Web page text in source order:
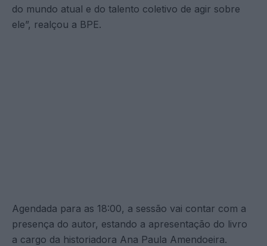
do mundo atual e do talento coletivo de agir sobre
ele”, realçou a BPE.
Agendada para as 18:00, a sessão vai contar com a
presença do autor, estando a apresentação do livro
a cargo da historiadora Ana Paula Amendoeira.